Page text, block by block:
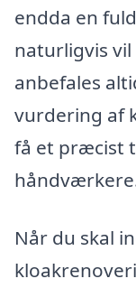
endda en
naturligvis
anbefales
vurdering af
få et præcist
Når du skal